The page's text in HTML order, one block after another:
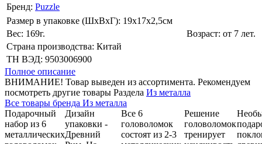
Бренд: Puzzle
Размер в упаковке (ШхВxГ): 19х17х2,5cм
Вес: 169г.
Возраст: от 7 лет.
Страна производства: Китай
ТН ВЭД: 9503006900
Полное описание
ВНИМАНИЕ! Товар выведен из ассортимента. Рекомендуем
посмотреть другие товары Раздела Из металла
Все товары бренда Из металла
Подарочный
набор из 6
металлических
Дизайн
упаковки -
Древний
Все 6
головоломок
состоят из 2-3
Решение
головоломок
тренирует